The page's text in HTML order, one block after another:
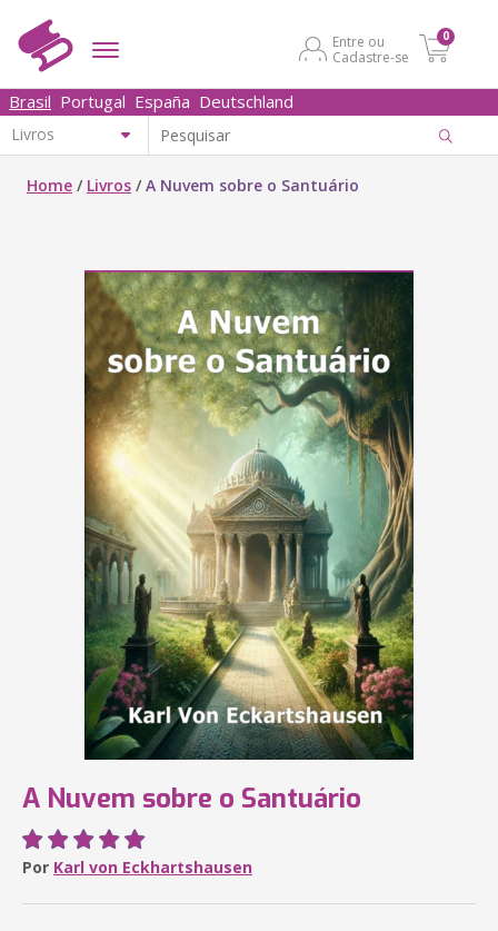
Entre ou
Cadastre-se
0
Brasil Portugal España Deutschland
Home / Livros /A Nuvem sobre o Santuário
A Nuvem sobre o Santuário
Por Karl von Eckhartshausen